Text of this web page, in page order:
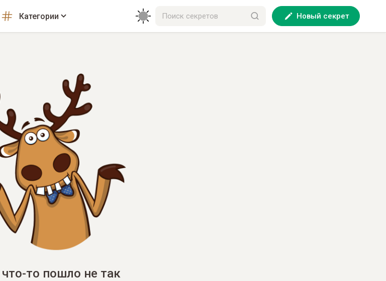
Категории Новый секрет
что-то пошло не так